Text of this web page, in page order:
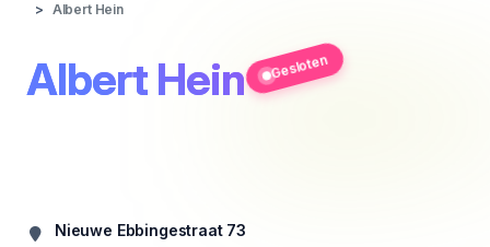
Albert Hein
Albert Hein Gesloten
Nieuwe Ebbingestraat 73